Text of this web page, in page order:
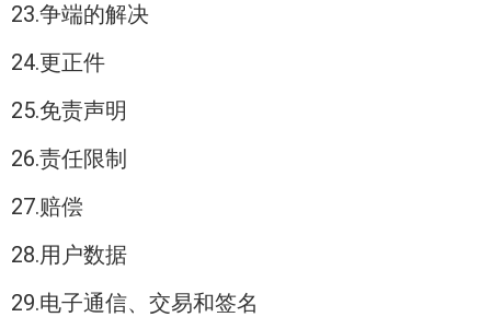
23.争端的解决
24.更正件
25.免责声明
26.责任限制
27.赔偿
28.用户数据
29.电子通信、交易和签名